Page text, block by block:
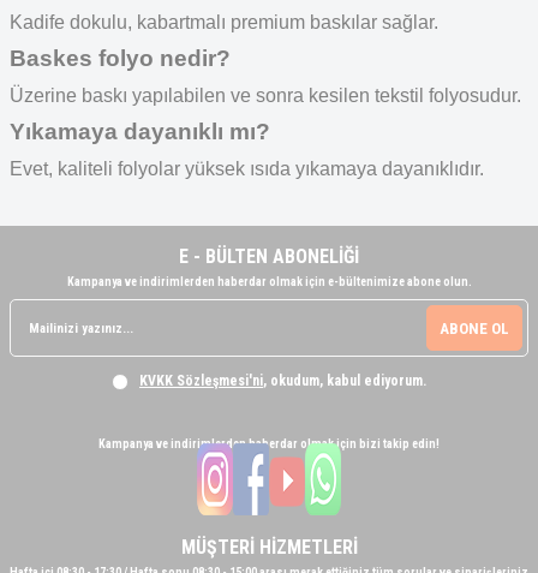
Kadife dokulu, kabartmalı premium baskılar sağlar.
Baskes folyo nedir?
Üzerine baskı yapılabilen ve sonra kesilen tekstil folyosudur.
Yıkamaya dayanıklı mı?
Evet, kaliteli folyolar yüksek ısıda yıkamaya dayanıklıdır.
E - BÜLTEN ABONELİĞİ
Kampanya ve indirimlerden haberdar olmak için e-bültenimize abone olun.
ABONE OL
KVKK Sözleşmesi'ni, okudum, kabul ediyorum.
Kampanya ve indirimlerden haberdar olmak için bizi takip edin!
MÜŞTERİ HİZMETLERİ